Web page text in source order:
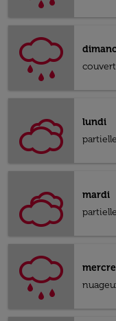
couvert
lundi
mardi